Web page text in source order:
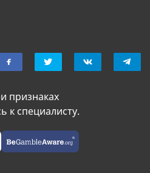
признаках
к специалисту.